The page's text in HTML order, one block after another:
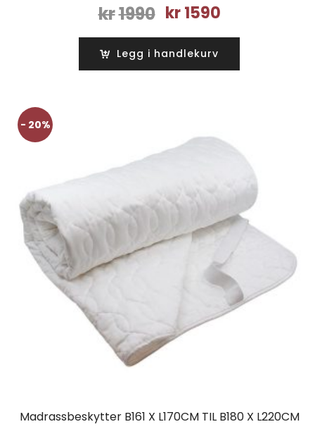
kr1990
Opprinnelig
var:
kr1990.
kr 1590Nåværende
kr1590.
Legg i handlekurv
- 20%
Madrassbeskytter B161 X L170CM TIL B180 X L220CM